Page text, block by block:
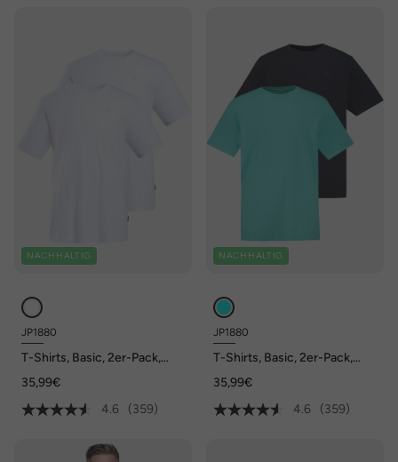
NACHHALTIG
JP1880
T-Shirts, Basic, 2er-Pack,
35,99€
4.6
(359)
NACHHALTIG
JP1880
T-Shirts, Basic, 2er-Pack,
35,99€
4.6
(359)